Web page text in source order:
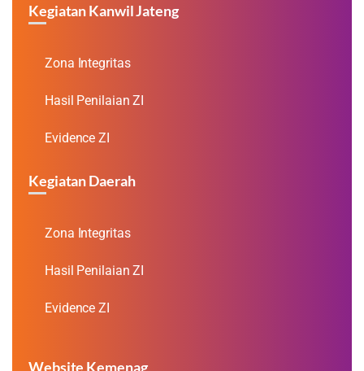
Kegiatan Kanwil Jateng
Zona Integritas
Hasil Penilaian ZI
Evidence ZI
Kegiatan Daerah
Zona Integritas
Hasil Penilaian ZI
Evidence ZI
Website Kemenag